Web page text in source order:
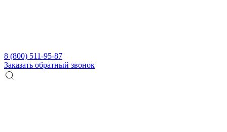
8 (800) 511-95-87
Заказать обратный звонок